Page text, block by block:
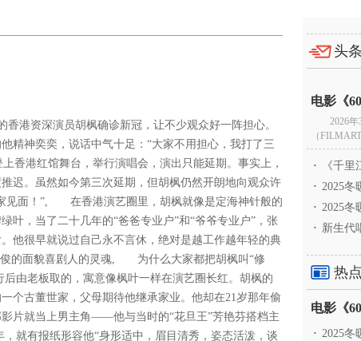
资深演员胡枫确诊新冠，让不少观众好一阵担心。
精神奕奕，说话中气十足：“大家不用担心，我打了三
香港红馆舞台，举行演唱会，演出只能延期。事实上，
迟。虽然如今第三次延期，但胡枫仍然开朗地向观众许
见面！”, 在香港演艺圈里，胡枫就像是定海神针般的
叶，当了二十几年的“爸爸专业户”和“爷爷专业户”，张
他很早就说过自己永不言休，绝对是越工作越年轻的典
貌喜剧人的灵魂, 为什么大家都把胡枫叫“修
由老板取的，寓意像枫叶一样在演艺圈长红。胡枫的
个古董世家，父母期待他继承家业。他却在21岁那年偷
片就当上男主角——他与当时的“花旦王”芳艳芬搭档主
有报纸形容他“身形适中，眉目清秀，姿态活泼，谈
头
2026
（
·
《千里
· 2025冬
· 2025冬
· 新生代
热
· 2025冬